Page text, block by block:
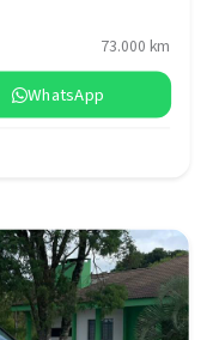
73.000 km
WhatsApp